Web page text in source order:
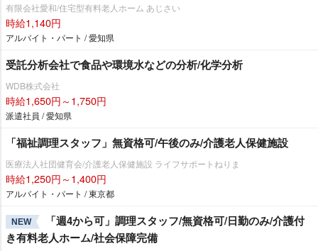
有限会社愛和/住宅型有料老人ホーム あじさい
時給1,140円
アルバイト・パート / 愛知県
受託分析会社で食品や環境水などの分析/化学分析
WDB株式会社
時給1,650円～1,750円
派遣社員 / 愛知県
「福祉調理スタッフ」無資格可/午後のみ/介護老人保健施設
医療法人社団健育会/介護老人保健施設 ライフサポートねりま
時給1,250円～1,400円
アルバイト・パート / 東京都
NEW
「週4から可」調理スタッフ/無資格可/日勤のみ/介護付
き有料老人ホーム/社会保障完備